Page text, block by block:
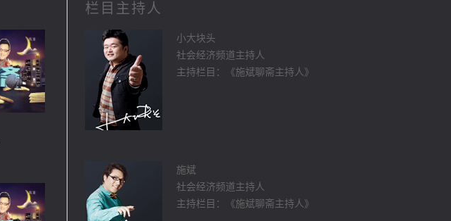
栏目主持人
小大块头
社会经济频道主持人
主持栏目：《施斌聊斋主持人》
施斌
社会经济频道主持人
主持栏目：《施斌聊斋主持人》